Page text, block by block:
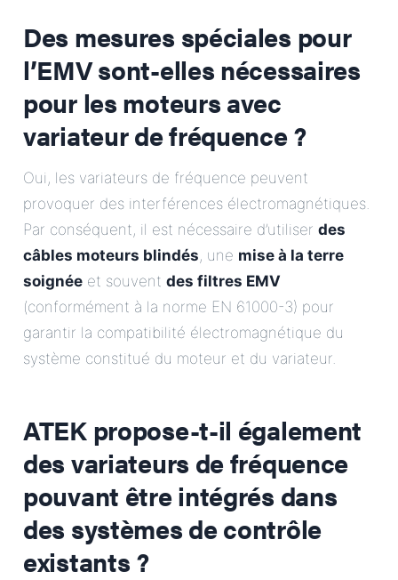
Des mesures spéciales pour
l’EMV sont-elles nécessaires
pour les moteurs avec
variateur de fréquence ?
Oui, les variateurs de fréquence peuvent
provoquer des interférences électromagnétiques.
Par conséquent, il est nécessaire d’utiliser des
câbles moteurs blindés, une mise à la terre
soignée et souvent des filtres EMV
(conformément à la norme EN 61000-3) pour
garantir la compatibilité électromagnétique du
système constitué du moteur et du variateur.
ATEK propose-t-il également
des variateurs de fréquence
pouvant être intégrés dans
des systèmes de contrôle
existants ?